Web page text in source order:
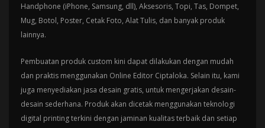
Handphone (iPhone, Samsung, dll), Aksesoris, Topi, Tas, Dompet,
Mug, Botol, Poster, Cetak Foto, Alat Tulis, dan banyak produk
lainnya.
Pembuatan produk custom kini dapat dilakukan dengan mudah
dan praktis menggunakan Online Editor Ciptaloka. Selain itu, kami
juga menyediakan jasa desain gratis, untuk mengerjakan desain-
desain sederhana. Produk akan dicetak menggunakan teknologi
digital printing terkini dengan jaminan kualitas terbaik dan setiap